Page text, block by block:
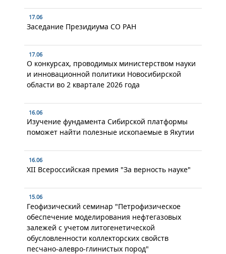
17.06
Заседание Президиума СО РАН
17.06
О конкурсах, проводимых министерством науки
и инновационной политики Новосибирской
области во 2 квартале 2026 года
16.06
Изучение фундамента Сибирской платформы
поможет найти полезные ископаемые в Якутии
16.06
XII Всероссийская премия "За верность науке"
15.06
Геофизический семинар "Петрофизическое
обеспечение моделирования нефтегазовых
залежей с учетом литогенетической
обусловленности коллекторских свойств
песчано-алевро-глинистых пород"